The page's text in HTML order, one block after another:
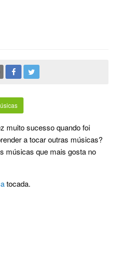
muito sucesso quando foi
a tocar outras músicas?
músicas que mais gosta no
tocada.